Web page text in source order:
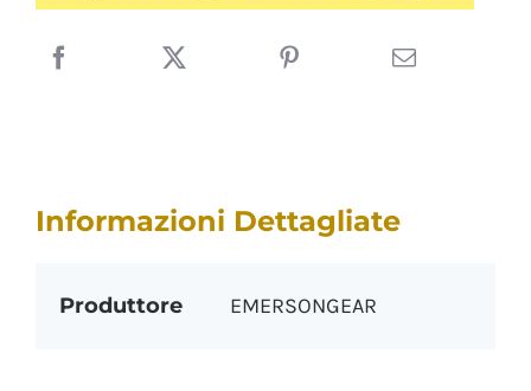
Informazioni Dettagliate
Produttore EMERSONGEAR